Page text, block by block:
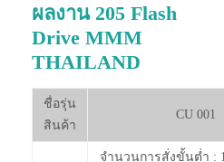
ผลงาน 205 Flash
Drive MMM
THAILAND
ชื่อรุ่น
สินค้า
CU 001
จำนวนการสั่งขั้นต่ำ :